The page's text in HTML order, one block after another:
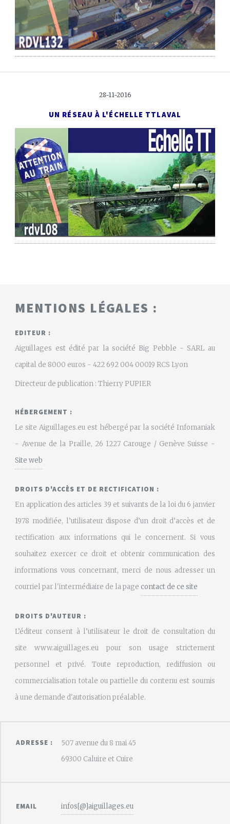
28-11-2016
UN RÉSEAU À L'ÉCHELLE TTLAVAL
MENTIONS LÉGALES :
EDITEUR :
Aiguillages est édité par la société Big Pebble - SARL au
capital de 8000 euros - 422 692 004 00019 RCS Lyon
Directeur de publication : Thierry PUPIER
HÉBERGEMENT :
Le site Aiguillages.eu est hébergé par la société Infomaniak
- Avenue de la Praille, 26 1227 Carouge / Genève Suisse -
Site web
DROITS D'ACCÈS ET DE RECTIFICATION :
En application des articles 39 et suivants de la loi du 6 janvier
1978 modifiée, l’utilisateur dispose d’un droit d’accès et de
rectification aux informations qui le concernent. Si vous
souhaitez exercer ce droit et obtenir communication des
informations vous concernant, merci de nous adresser un
courriel par l'intermédiaire de la page contact de ce site
DROITS D'AUTEUR :
L’éditeur consent à l’utilisateur le droit de consultation du
site www.aiguillages.eu pour son usage strictement
personnel et privé. Toute reproduction, rediffusion ou
commercialisation totale ou partielle du contenu est soumis
à une demande d'autorisation préalable.
ADRESSE :
507 avenue du 8 mai 45
69300 Caluire et Cuire
EMAIL infos[@]aiguillages.eu